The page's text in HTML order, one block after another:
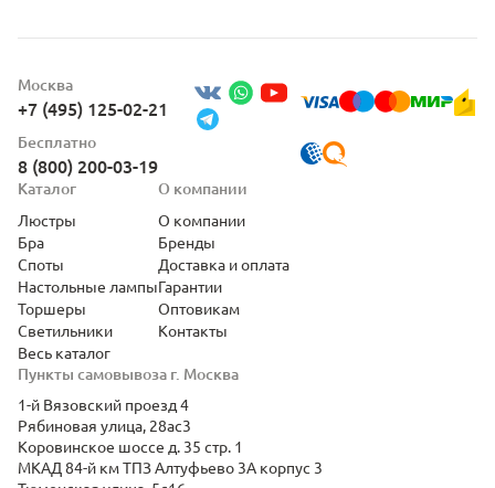
Москва
+7 (495) 125-02-21
Бесплатно
8 (800) 200-03-19
Пункты самовывоза г. Москва
1-й Вязовский проезд 4
Рябиновая улица, 28ас3
Коровинское шоссе д. 35 стр. 1
МКАД 84-й км ТПЗ Алтуфьево 3А корпус 3
Каталог
Люстры
Бра
Споты
Настольные лампы
Торшеры
Светильники
Весь каталог
О компании
О компании
Бренды
Доставка и оплата
Гарантии
Оптовикам
Контакты